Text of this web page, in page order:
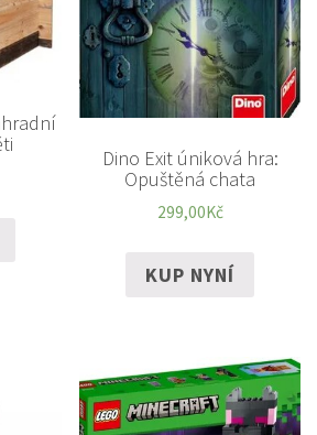
Dino Exit úniková hra:
Opuštěná chata
299,00Kč
KUP NYNÍ